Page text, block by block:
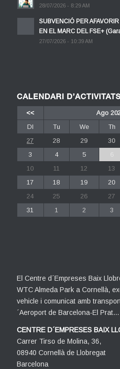
28/07/2026 - 8:29 AM
SUBVENCIÓ PER
EN EL MARC DEL FSE+
27/07/2026 - 10:39 AM
CALENDARI D’ACTIVITATS
<< Ago
Dl
Tu We Th
27
28 29 30
3
4 5 6
10
11 12 13
17
18 19 20
24
25 26 27
31
1 2 3
El Centre d´Empreses Baix
WTC Almeda Park a Cornellà,
vehicle i comunicat amb
´Aeroport de Barcelona-El
CENTRE D´EMPRESES BAIX
Carrer Tirso de Molina, 36,
08940 Cornellà de Llobregat
Barcelona